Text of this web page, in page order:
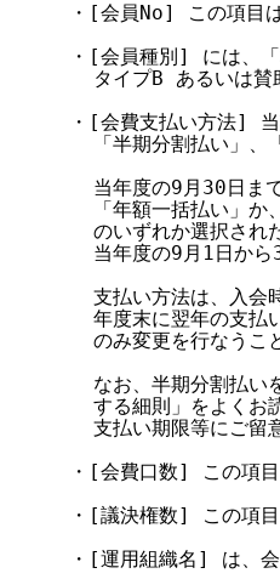
・[会員No] この項目
・[会員種別] には、「
タイプB あるいは賛
・[会費支払い方法] 当
「半期分割払い」、
当年度の9月30日ま
「年額一括払い」か
のいずれか選択され
当年度の9月1日から
支払い方法は、入会
年度末に翌年の支払
のみ変更を行なうこ
なお、半期分割払い
する細則」をよくお
支払い期限等にご留
・[会費口数] この項
・[議決権数] この項
・[運用組織名] は、